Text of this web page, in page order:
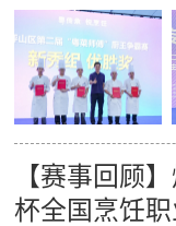
绩
【赛事回顾
杯全国烹饪